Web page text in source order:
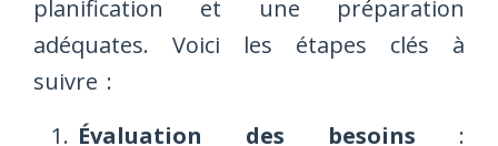
planification et une préparation
adéquates. Voici les étapes clés à
suivre :
Évaluation des besoins :